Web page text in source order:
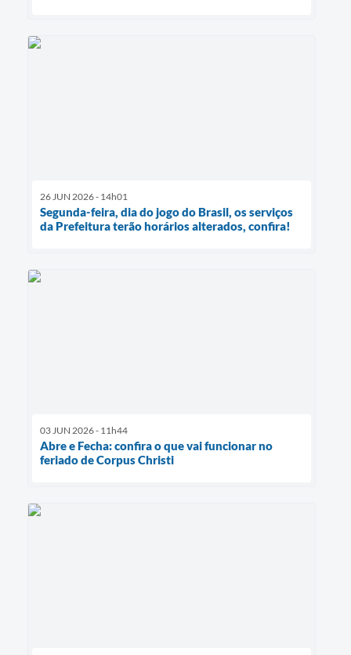
26 JUN 2026 - 14h01
Segunda-feira, dia do jogo do Brasil, os serviços
da Prefeitura terão horários alterados, confira!
03 JUN 2026 - 11h44
Abre e Fecha: confira o que vai funcionar no
feriado de Corpus Christi